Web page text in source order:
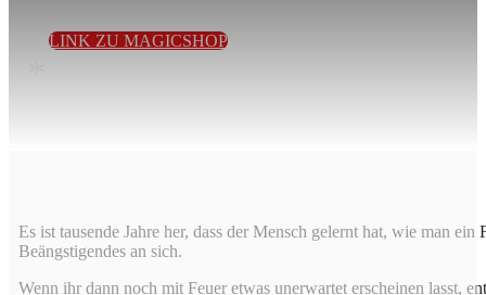
LINK ZU MAGICSHOP
*
Es ist tausende Jahre her, dass der Mensch gelernt hat, wie man
Beängstigendes an sich.
Wenn ihr dann noch mit Feuer etwas unerwartet erscheinen lasst,